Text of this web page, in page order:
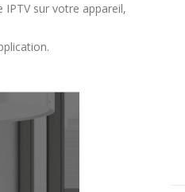
IPTV sur votre appareil,